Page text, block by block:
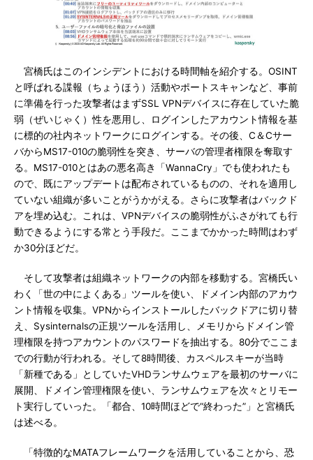
宮橋氏はこのインシデントにおける時間軸を紹介する。OSINT
と呼ばれる諜報（ちょうほう）活動やポートスキャンなど、事前
に準備を行った攻撃者はまずSSL VPNデバイスに存在していた脆
弱（ぜいじゃく）性を悪用し、ログインしたアカウント情報を基
に標的の社内ネットワークにログインする。その後、C＆Cサー
バからMS17-010の脆弱性を突き、サーバの管理者権限を奪取す
る。MS17-010とはあの悪名高き「WannaCry」でも使われたも
ので、既にアップデートは配布されているものの、それを適用し
ていない組織が多いことがうかがえる。さらに攻撃者はバックド
アを埋め込む。これは、VPNデバイスの脆弱性がふさがれても行
動できるようにする常とう手段だ。ここまでかかった時間はわず
か30分ほどだ。
そして攻撃者は組織ネットワークの内部を移動する。宮橋氏い
わく「世の中によくある」ツールを使い、ドメイン内部のアカウ
ント情報を収集。VPNからインストールしたバックドアに切り替
え、Sysinternalsの正規ツールを活用し、メモリからドメイン管
理権限を持つアカウントのパスワードを抽出する。80分でここま
での行動が行われる。そして8時間後、カスペルスキーが当時
「新種である」としていたVHDランサムウェアを最初のサーバに
展開、ドメイン管理権限を使い、ランサムウェアを次々とリモー
ト実行していった。「都合、10時間ほどで“終わった”」と宮橋氏
は述べる。
「特徴的なMATAフレームワークを活用していることから、恐